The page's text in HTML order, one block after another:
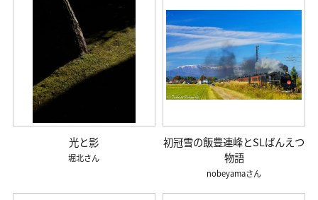
光と影
堀北
初冠雪の飯豊連峰とSLばんえつ
物語
nobeyama